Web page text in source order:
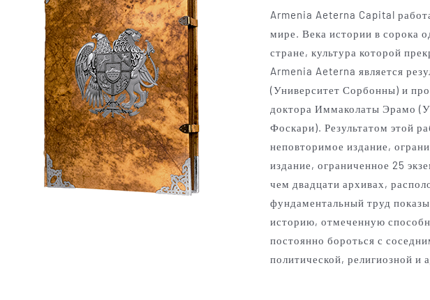
Armenia Aeterna Capital
мире. Века истории в сорока
стране, культура которой
Armenia Aeterna является
(Университет Сорбонны) и
доктора Иммаколаты Эрамо
Фоскари). Результатом этой
неповторимое издание,
издание, ограниченное 25
чем двадцати архивах,
фундаментальный труд
историю, отмеченную
постоянно бороться с
политической, религиозной и